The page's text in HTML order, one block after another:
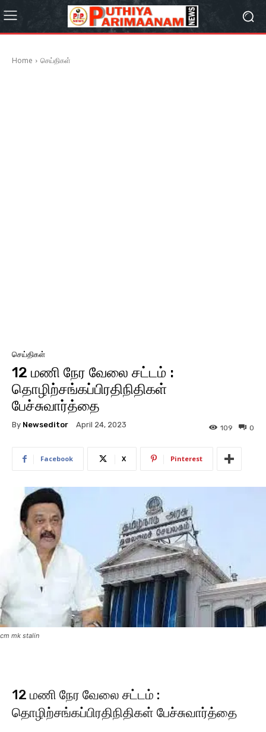
Home செய்திகள்
செய்திகள்
12 மணி நேர வேலை சட்டம் :
தொழிற்சங்கப்பிரதிநிதிகள்
பேச்சுவார்த்தை
By Newseditor April 24, 2023 0
109
Facebook X Pinterest
cm mk stalin
12 மணி நேர வேலை சட்டம் :
தொழிற்சங்கப்பிரதிநிதிகள் பேச்சுவார்த்தை